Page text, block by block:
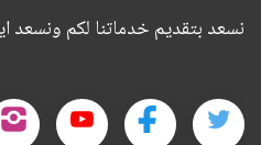
نسعد بتقديم خدماتنا لكم ونسعد
تابعنا
تابعنا
تابعنا